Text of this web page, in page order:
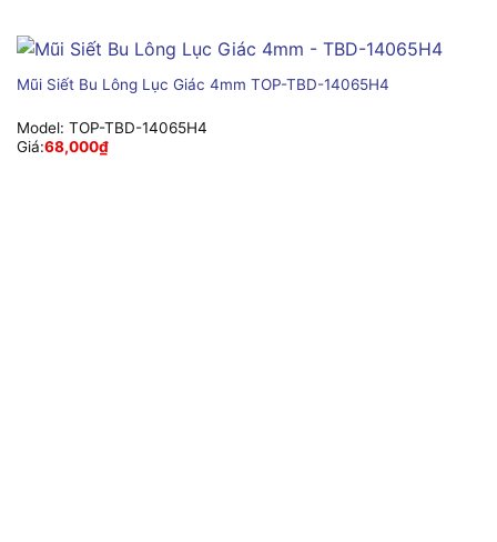
Mũi Siết Bu Lông Lục Giác 4mm TOP-TBD-14065H4
Model: TOP-TBD-14065H4
Giá:68,000₫